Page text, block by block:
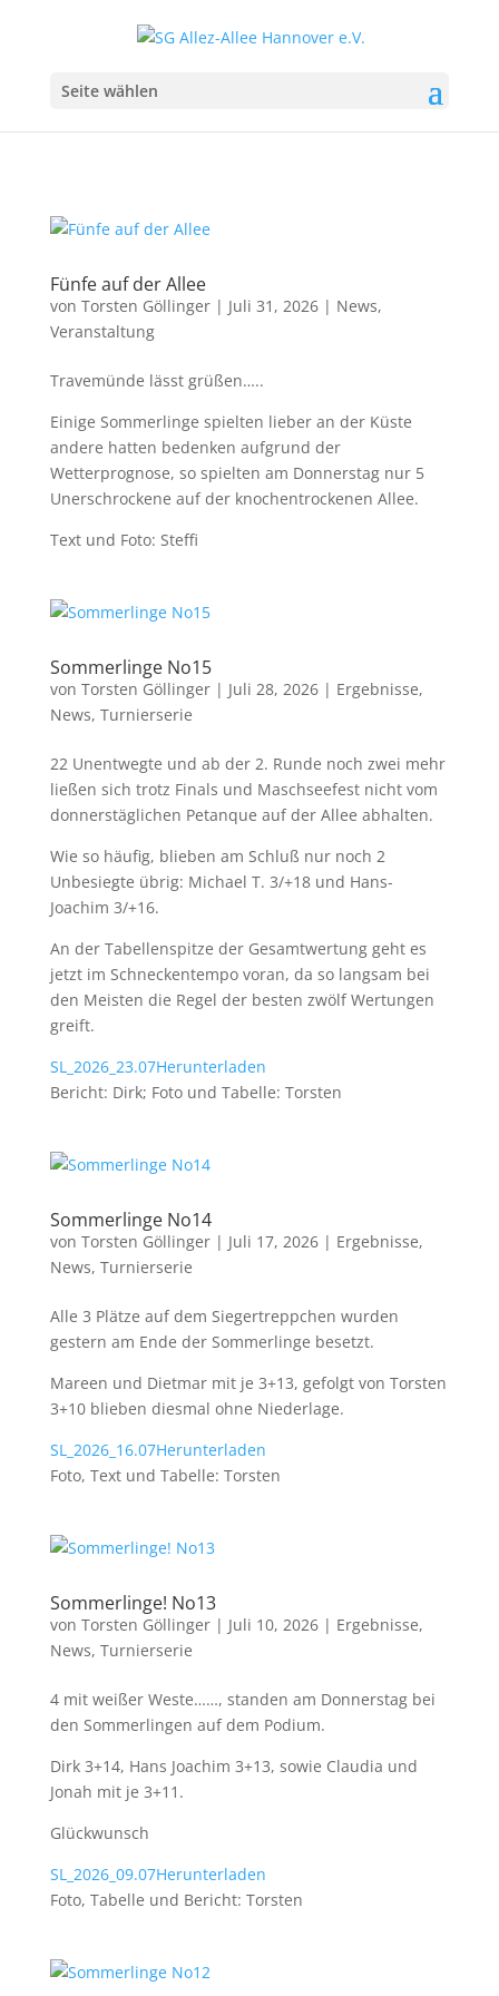
Seite wählen
Fünfe auf der Allee
von Torsten Göllinger| Juli 31, 2026| News,
Veranstaltung
Travemünde lässt grüßen…..
Einige Sommerlinge spielten lieber an der Küste
andere hatten bedenken aufgrund der
Wetterprognose, so spielten am Donnerstag nur 5
Unerschrockene auf der knochentrockenen Allee.
Text und Foto: Steffi
Sommerlinge No15
von Torsten Göllinger| Juli 28, 2026| Ergebnisse,
News, Turnierserie
22 Unentwegte und ab der 2. Runde noch zwei mehr
ließen sich trotz Finals und Maschseefest nicht vom
donnerstäglichen Petanque auf der Allee abhalten.
Wie so häufig, blieben am Schluß nur noch 2
Unbesiegte übrig: Michael T. 3/+18 und Hans-
Joachim 3/+16.
An der Tabellenspitze der Gesamtwertung geht es
jetzt im Schneckentempo voran, da so langsam bei
den Meisten die Regel der besten zwölf Wertungen
greift.
SL_2026_23.07Herunterladen
Bericht: Dirk; Foto und Tabelle: Torsten
Sommerlinge No14
von Torsten Göllinger| Juli 17, 2026| Ergebnisse,
News, Turnierserie
Alle 3 Plätze auf dem Siegertreppchen wurden
gestern am Ende der Sommerlinge besetzt.
Mareen und Dietmar mit je 3+13, gefolgt von Torsten
3+10 blieben diesmal ohne Niederlage.
SL_2026_16.07Herunterladen
Foto, Text und Tabelle: Torsten
Sommerlinge! No13
von Torsten Göllinger| Juli 10, 2026| Ergebnisse,
News, Turnierserie
4 mit weißer Weste……, standen am Donnerstag bei
den Sommerlingen auf dem Podium.
Dirk 3+14, Hans Joachim 3+13, sowie Claudia und
Jonah mit je 3+11.
Glückwunsch
SL_2026_09.07Herunterladen
Foto, Tabelle und Bericht: Torsten